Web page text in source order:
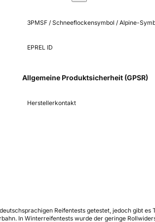
3PMSF / Schneeflockensymbol / Alpine-
EPREL ID
Allgemeine Produktsicherheit (GPSR)
Herstellerkontakt
Reifentests getestet, jedoch gibt
In Winterreifentests wurde der geringe